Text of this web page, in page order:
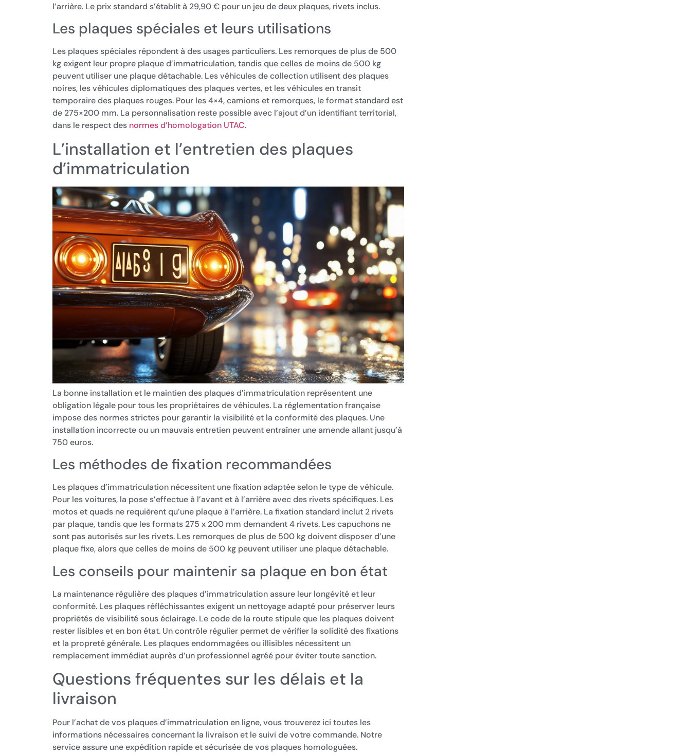
l’arrière. Le prix standard s’établit à 29,90 € pour un jeu de deux plaques, rivets inclus.
Les plaques spéciales et leurs utilisations
Les plaques spéciales répondent à des usages particuliers. Les remorques de plus de 500
kg exigent leur propre plaque d’immatriculation, tandis que celles de moins de 500 kg
peuvent utiliser une plaque détachable. Les véhicules de collection utilisent des plaques
noires, les véhicules diplomatiques des plaques vertes, et les véhicules en transit
temporaire des plaques rouges. Pour les 4×4, camions et remorques, le format standard est
de 275×200 mm. La personnalisation reste possible avec l’ajout d’un identifiant territorial,
dans le respect des normes d’homologation UTAC.
L’installation et l’entretien des plaques
d’immatriculation
La bonne installation et le maintien des plaques d’immatriculation représentent une
obligation légale pour tous les propriétaires de véhicules. La réglementation française
impose des normes strictes pour garantir la visibilité et la conformité des plaques. Une
installation incorrecte ou un mauvais entretien peuvent entraîner une amende allant jusqu’à
750 euros.
Les méthodes de fixation recommandées
Les plaques d’immatriculation nécessitent une fixation adaptée selon le type de véhicule.
Pour les voitures, la pose s’effectue à l’avant et à l’arrière avec des rivets spécifiques. Les
motos et quads ne requièrent qu’une plaque à l’arrière. La fixation standard inclut 2 rivets
par plaque, tandis que les formats 275 x 200 mm demandent 4 rivets. Les capuchons ne
sont pas autorisés sur les rivets. Les remorques de plus de 500 kg doivent disposer d’une
plaque fixe, alors que celles de moins de 500 kg peuvent utiliser une plaque détachable.
Les conseils pour maintenir sa plaque en bon état
La maintenance régulière des plaques d’immatriculation assure leur longévité et leur
conformité. Les plaques réfléchissantes exigent un nettoyage adapté pour préserver leurs
propriétés de visibilité sous éclairage. Le code de la route stipule que les plaques doivent
rester lisibles et en bon état. Un contrôle régulier permet de vérifier la solidité des fixations
et la propreté générale. Les plaques endommagées ou illisibles nécessitent un
remplacement immédiat auprès d’un professionnel agréé pour éviter toute sanction.
Questions fréquentes sur les délais et la
livraison
Pour l’achat de vos plaques d’immatriculation en ligne, vous trouverez ici toutes les
informations nécessaires concernant la livraison et le suivi de votre commande. Notre
service assure une expédition rapide et sécurisée de vos plaques homologuées.